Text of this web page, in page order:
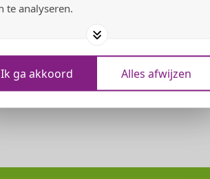
te analyseren.
Ik ga akkoord Alles afwijzen
ons op.